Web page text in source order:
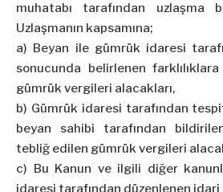
muhatabı tarafından uzlaşma
Uzlaşmanın kapsamına;
a) Beyan ile gümrük idaresi
sonucunda belirlenen
gümrük vergileri alacakları,
b) Gümrük idaresi tarafından
beyan sahibi tarafından
tebliğ edilen gümrük vergileri
c) Bu Kanun ve ilgili diğer
idaresi tarafından düzenlenen idari